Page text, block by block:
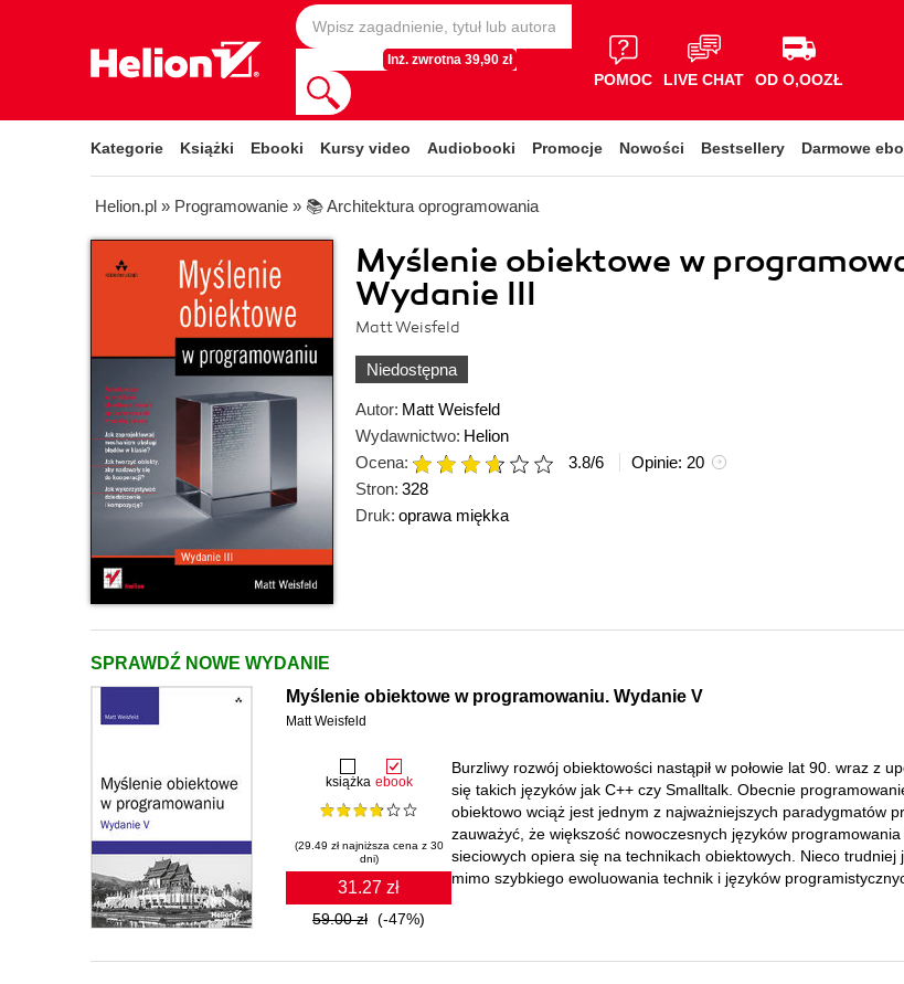
Inż. zwrotna 39,90 zł
POMOC LIVE CHAT OD O,OOZŁ
Kategorie Książki Ebooki Kursy video Audiobooki Promocje Nowości Bestsellery Darmowe
Helion.pl » Programowanie » 📚 Architektura oprogramowania
Myślenie obiektowe w
Wydanie III
Matt Weisfeld
Niedostępna
Autor: Matt Weisfeld
Wydawnictwo: Helion
Ocena:
3.8/6 Opinie: 20
Stron: 328
Druk: oprawa miękka
SPRAWDŹ NOWE WYDANIE
Myślenie obiektowe w programowaniu. Wydanie V
Matt Weisfeld
książka ebook
(29.49 zł najniższa cena z 30
dni)
31.27 zł
59.00 zł (-47%)
Burzliwy rozwój obiektowości nastąpił w połowie lat 90. wraz z
się takich języków jak C++ czy Smalltalk. Obecnie
obiektowo wciąż jest jednym z najważniejszych paradygmatów
zauważyć, że większość nowoczesnych języków
sieciowych opiera się na technikach obiektowych. Nieco trudniej
mimo szybkiego ewoluowania technik i języków